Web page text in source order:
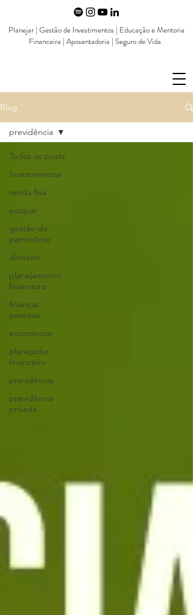
Planejar | Gestão de Investimentos | Educação e Mentoria
Financeira | Aposentadoria | Seguro de Vida
Blog
Todos os posts
Investimentos
renda fixa
poupar
gestão de
patrimônio
dinheiro
planejamento
financeiro
finanças
pessoais
economizar
planejador
financeiro
previdência
previdência
privada
previdência